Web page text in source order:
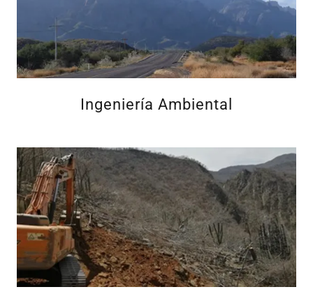
Ingeniería Ambiental